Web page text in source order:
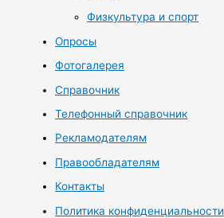
Физкультура и спорт
Опросы
Фотогалерея
Справочник
Телефонный справочник
Рекламодателям
Правообладателям
Контакты
Политика конфиденциальности